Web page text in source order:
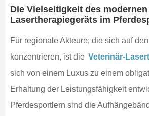
Die Vielseitigkeit des
Lasertherapiegeräts im
Für regionale Akteure, die sich auf
konzentrieren, ist die Veterinär-
sich von einem Luxus zu einem
Erhaltung der Leistungsfähigkeit
Pferdesportlern sind die